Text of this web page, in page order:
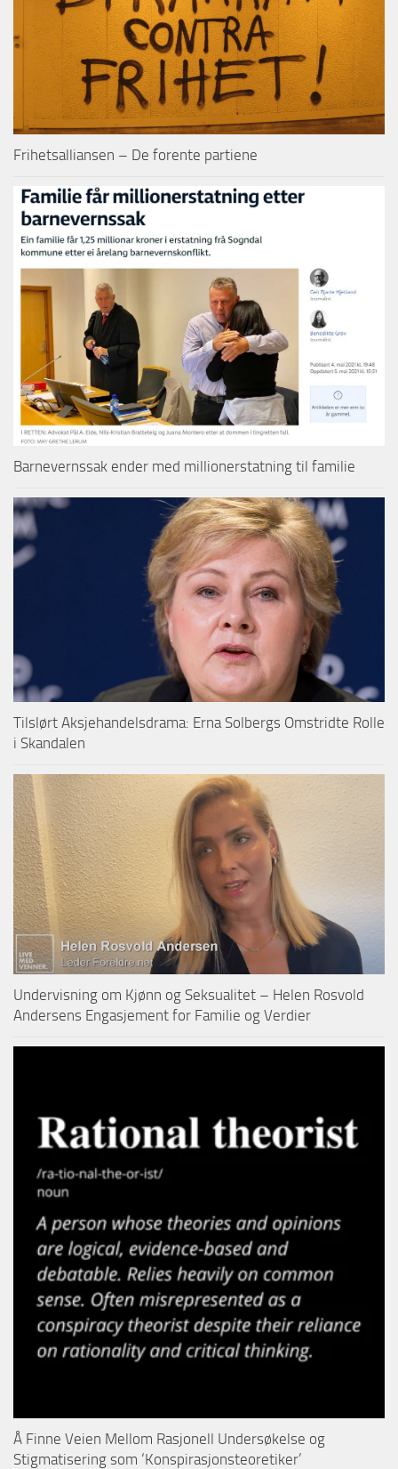
Frihetsalliansen – De forente partiene
Barnevernssak ender med millionerstatning til familie
Tilslørt Aksjehandelsdrama: Erna Solbergs Omstridte Rolle
i Skandalen
Undervisning om Kjønn og Seksualitet – Helen Rosvold
Andersens Engasjement for Familie og Verdier
Å Finne Veien Mellom Rasjonell Undersøkelse og
Stigmatisering som ‘Konspirasjonsteoretiker’